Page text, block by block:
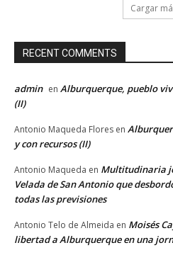
Cargar
RECENT COMMENTS
admin en Alburquerque, pueblo
(II)
Antonio Maqueda Flores en
y con recursos (II)
Antonio Maqueda en Multitudinaria
Velada de San Antonio que
todas las previsiones
Antonio Telo de Almeida en Moisés
libertad a Alburquerque en una